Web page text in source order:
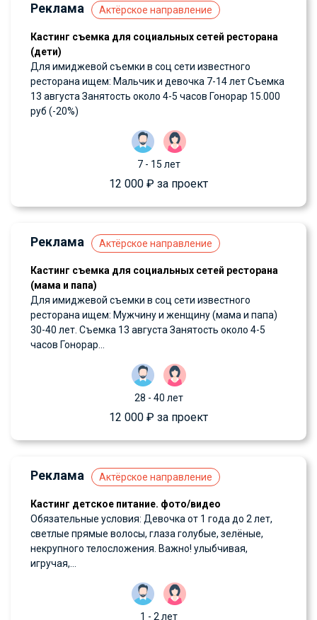
Реклама Актёрское направление
Кастинг съемка для социальных сетей ресторана
(дети)
Для имиджевой съемки в соц сети известного
ресторана ищем: Мальчик и девочка 7-14 лет Съемка
13 августа Занятость около 4-5 часов Гонорар 15.000
руб (-20%)
7 - 15 лет
12 000 ₽ за проект
Реклама Актёрское направление
Кастинг съемка для социальных сетей ресторана
(мама и папа)
Для имиджевой съемки в соц сети известного
ресторана ищем: Мужчину и женщину (мама и папа)
30-40 лет. Съемка 13 августа Занятость около 4-5
часов Гонорар...
28 - 40 лет
12 000 ₽ за проект
Реклама Актёрское направление
Кастинг детское питание. фото/видео
Обязательные условия: Девочка от 1 года до 2 лет,
светлые прямые волосы, глаза голубые, зелёные,
некрупного телосложения. Важно! улыбчивая,
игручая,...
1 - 2 лет